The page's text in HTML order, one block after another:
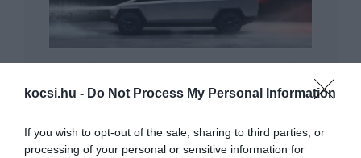
kocsi.hu - Do Not Process My Personal Information
If you wish to opt-out of the sale, sharing to third parties, or
processing of your personal or sensitive information for